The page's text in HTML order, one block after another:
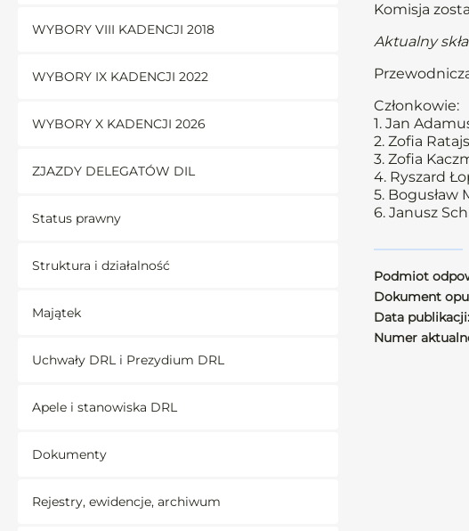
WYBORY VIII KADENCJI 2018
WYBORY IX KADENCJI 2022
WYBORY X KADENCJI 2026
ZJAZDY DELEGATÓW DIL
Status prawny
Struktura i działalność
Majątek
Uchwały DRL i Prezydium DRL
Apele i stanowiska DRL
Dokumenty
Rejestry, ewidencje, archiwum
Komisja
Aktualny
Członkowie:
1. Jan
2. Zofia
3. Zofia
4. Ryszard
5. Bogusław
6. Janusz
Podmiot
Dokument
Data publikacji:
Numer